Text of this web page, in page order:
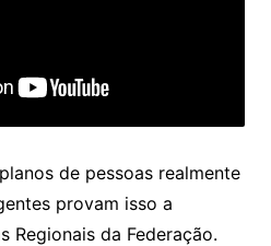
de pessoas realmente
provam isso a
Regionais da Federação.